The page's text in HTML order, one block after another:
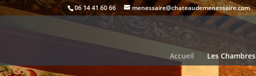
06 14 41 60 66 menessaire@chateaudemenessaire.com
Accueil Les Chambres